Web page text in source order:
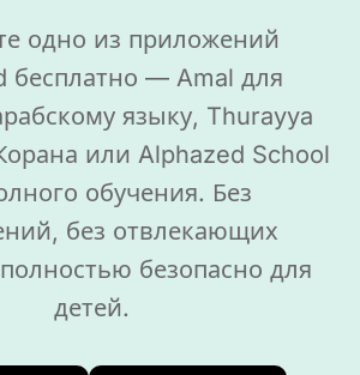
одно из приложений
бесплатно — Amal для
языку, Thurayya
или Alphazed School
обучения. Без
без отвлекающих
безопасно для
детей.